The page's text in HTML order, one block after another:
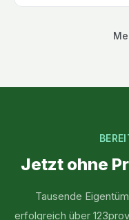
Jetzt ohne
Tausende
erfolgreich über